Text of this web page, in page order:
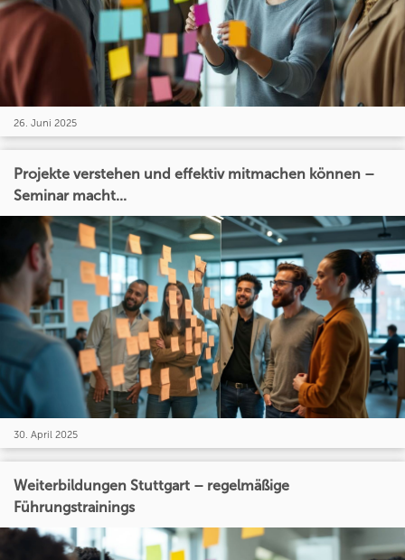
26. Juni 2025
Projekte verstehen und effektiv mitmachen können –
Seminar macht...
30. April 2025
Weiterbildungen Stuttgart – regelmäßige
Führungstrainings